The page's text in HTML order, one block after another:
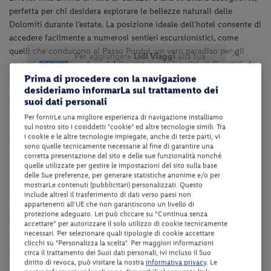
perfetta per chi desidera esplorare le bellezze naturali delle
Dolomiti durante l’estate. La posizione ideale dell’hotel consente di
accedere facilmente a numerosi sentieri escursionistici, come
quelli che conducono al Passo Pordoi, un vero paradiso per gli
amanti del trekking. A ca. 1.4 Km si trova la località di Canazei, da
dove partono molte escursioni verso rifugi alpini e vette
panoramiche. Tra le mete più affascinanti vi è il Rifugio Fuchiade
(a ca.33.2 Km), dove si può godere di un’autentica esperienza
montana. Gli amanti della cultura possono visitare la chiesa di
Santa Maria (a ca. 7.7 Km), con affreschi che raccontano la
tradizione locale, e il Museo Ladino di Fassa (a ca. 13 Km), che offre
una panoramica sulla storia e le tradizioni della valle. Chi ama
l’avventura può praticare mountain bike lungo i sentieri dedicati o
dedicarsi a gite in funivia verso il Col Rodella, che regala una vista
spettacolare. Inoltre, la zona è perfetta anche per chi cerca una
giornata di relax, grazie ai numerosi rifugi e aree verdi ideali per
picnic immersi nella natura.
Altitudine: ca. 1465 m s.l.m.
Prima di procedere con la navigazione
desideriamo informarLa sul trattamento dei
suoi dati personali
Per fornirLe una migliore esperienza di navigazione installiamo
sul nostro sito i cosiddetti "cookie" ed altre tecnologie simili. Tra
i cookie e le altre tecnologie impiegate, anche di terze parti, vi
sono quelle tecnicamente necessarie al fine di garantire una
corretta presentazione del sito e delle sue funzionalità nonché
quelle utilizzate per gestire le impostazioni del sito sulla base
delle Sue preferenze, per generare statistiche anonime e/o per
mostrarLe contenuti (pubblicitari) personalizzati. Questo
include altresì il trasferimento di dati verso paesi non
appartenenti all'UE che non garantiscono un livello di
protezione adeguato. Lei può cliccare su “Continua senza
accettare” per autorizzare il solo utilizzo di cookie tecnicamente
necessari. Per selezionare quali tipologie di cookie accettare
clicchi su "Personalizza la scelta". Per maggiori informazioni
circa il trattamento dei Suoi dati personali, ivi incluso il Suo
diritto di revoca, può visitare la nostra informativa privacy. Le